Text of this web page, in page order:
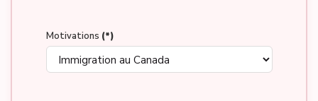
Motivations (*)